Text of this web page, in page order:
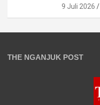
9 Juli 2026
THE NGANJUK POST